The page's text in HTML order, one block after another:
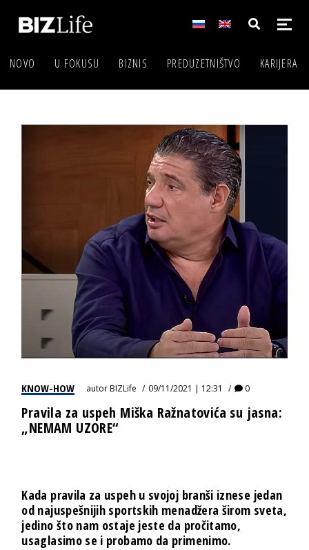
NOVO U FOKUSU BIZNIS PREDUZETNIŠTVO KARIJERA
KNOW-HOW autorBIZLife 09/11/2021 | 12:31 0
Pravila za uspeh Miška Ražnatovića su jasna:
„NEMAM UZORE“
Kada pravila za uspehu svojoj branši iznese jedan
od najuspešnijih sportskih menadžera širom sveta,
jedino što nam ostaje jeste da pročitamo,
usaglasimo se i probamo da primenimo.